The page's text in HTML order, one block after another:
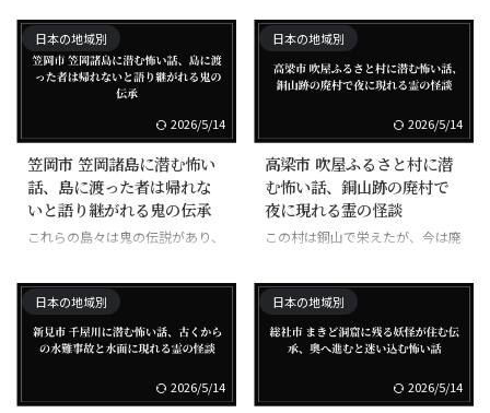
日本の地域別
2026/5/14
笠岡市 笠岡諸島に潜む怖い
話、島に渡った者は帰れな
いと語り継がれる鬼の伝承
これらの島々は鬼の伝説があり、
る。
日本の地域別
2026/5/14
高梁市 吹屋ふるさと村に潜
む怖い話、銅山跡の廃村で
夜に現れる霊の怪談
この村は銅山で栄えたが、今は廃
れる。
日本の地域別
2026/5/14
日本の地域別
2026/5/14